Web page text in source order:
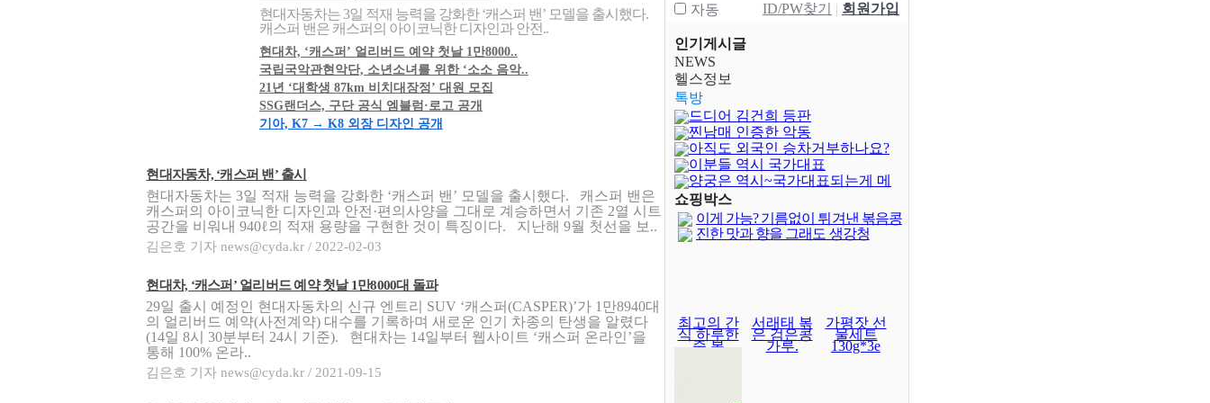
현대자동차는 3일 적재 능력을 강화한 ‘캐스퍼 밴’ 모델을 출시했다.
캐스퍼 밴은 캐스퍼의 아이코닉한 디자인과 안전..
현대차, ‘캐스퍼’ 얼리버드 예약 첫날 1만8000..
국립국악관현악단, 소년소녀를 위한 ‘소소 음악..
21년 ‘대학생 87km 비치대장정’ 대원 모집
SSG랜더스, 구단 공식 엠블럼·로고 공개
기아, K7 → K8 외장 디자인 공개
현대자동차, ‘캐스퍼 밴’ 출시
현대자동차는 3일 적재 능력을 강화한 ‘캐스퍼 밴’ 모델을 출시했다. 캐스퍼 밴은
캐스퍼의 아이코닉한 디자인과 안전·편의사양을 그대로 계승하면서 기존 2열 시트
공간을 비워내 940ℓ의 적재 용량을 구현한 것이 특징이다. 지난해 9월 첫선을 보..
김은호 기자 news@cyda.kr / 2022-02-03
현대차, ‘캐스퍼’ 얼리버드 예약 첫날 1만8000대 돌파
29일 출시 예정인 현대자동차의 신규 엔트리 SUV ‘캐스퍼(CASPER)’가 1만8940대
의 얼리버드 예약(사전계약) 대수를 기록하며 새로운 인기 차종의 탄생을 알렸다
(14일 8시 30분부터 24시 기준). 현대차는 14일부터 웹사이트 ‘캐스퍼 온라인’을
통해 100% 온라..
김은호 기자 news@cyda.kr / 2021-09-15
자동 ID/PW찾기 | 회원가입
인기게시글
NEWS
헬스정보
톡방
드디어 김건희 등판
찐남매 인증한 악동
아직도 외국인 승차거부하나요?
이분들 역시 국가대표
양궁은 역시~국가대표되는게 메
달보다 어렵..
쇼핑박스
이게 가능? 기름없이 튀겨낸 볶음콩
진한 맛과 향을 그래도 생강청
최고의 간
식 하루한
줌 볶
서래태 볶
은 검은콩
가루.
가평잣 선
물세트
130g*3e